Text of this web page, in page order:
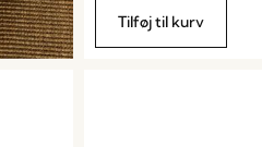
Tilføj til kurv